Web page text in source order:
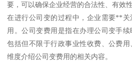
要，可以确保企业经营的合法性、有效
在进行公司变的过程中，企业需要**
用。公司变费用是指在办理公司变手续
包括但不限于行政事业性收费、公费
维度介绍公司变费用的相关内容。